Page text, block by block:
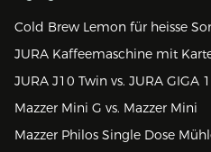
Cold Brew Lemon für heisse
JURA Kaffeemaschine mit
JURA J10 Twin vs. JURA GIGA
Mazzer Mini G vs. Mazzer Mini
Mazzer Philos Single Dose